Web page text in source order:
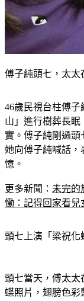
山」進行樹葬長眠
實。傅子純剛過頭
她向傅子純喊話，
憶。
慟：記得回家看兒
蝶照片，翅膀色彩
「好大的蝴蝶，在